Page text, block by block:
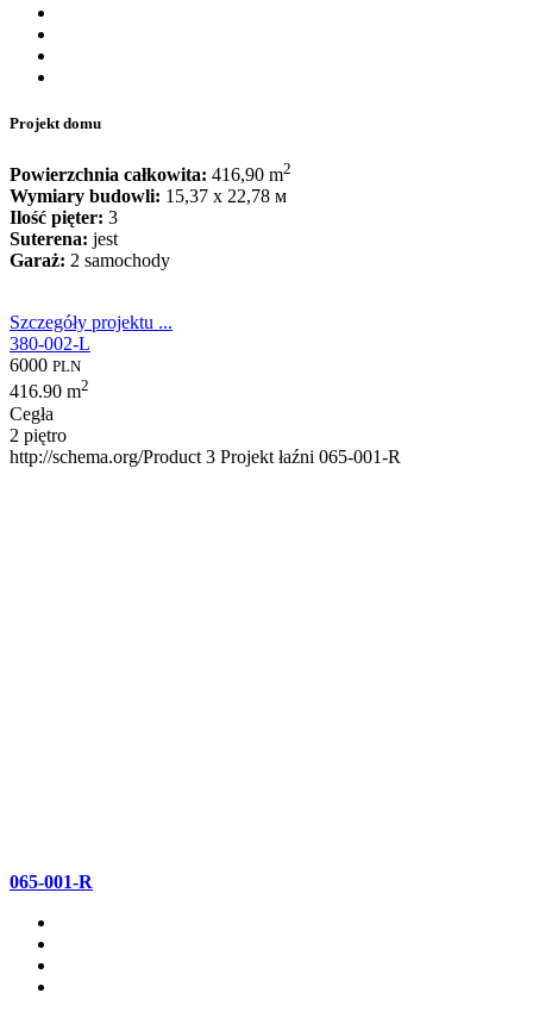
Projekt domu
Powierzchnia całkowita: 416,90 m2
Wymiary budowli: 15,37 x 22,78 м
Ilość pięter: 3
Suterena: jest
Garaż: 2 samochody
Szczegóły projektu ...
380-002-L
6000 PLN
416.90 m2
Cegła
2 piętro
http://schema.org/Product 3 Projekt łaźni 065-001-R
065-001-R